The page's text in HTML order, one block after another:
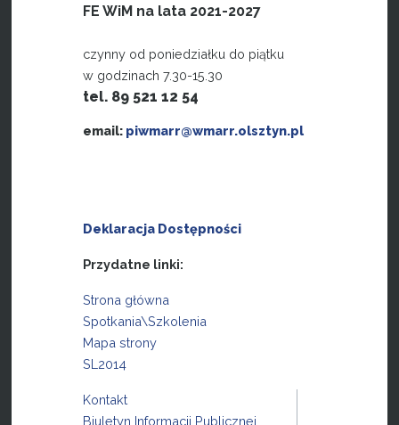
FE WiM na lata 2021-2027
czynny od poniedziałku do piątku
w godzinach 7.30-15.30
tel. 89 521 12 54
email: piwmarr@wmarr.olsztyn.pl
Deklaracja Dostępności
Przydatne linki:
Strona główna
Spotkania\Szkolenia
Mapa strony
SL2014
Kontakt
Biuletyn Informacji Publicznej